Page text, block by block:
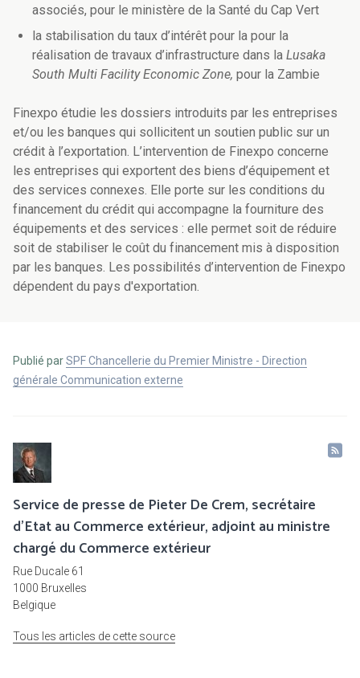
associés, pour le ministère de la Santé du Cap Vert
la stabilisation du taux d’intérêt pour la pour la
réalisation de travaux d’infrastructure dans la Lusaka
South Multi Facility Economic Zone, pour la Zambie
Finexpo étudie les dossiers introduits par les entreprises
et/ou les banques qui sollicitent un soutien public sur un
crédit à l’exportation. L’intervention de Finexpo concerne
les entreprises qui exportent des biens d’équipement et
des services connexes. Elle porte sur les conditions du
financement du crédit qui accompagne la fourniture des
équipements et des services : elle permet soit de réduire
soit de stabiliser le coût du financement mis à disposition
par les banques. Les possibilités d’intervention de Finexpo
dépendent du pays d'exportation.
Publié parSPF Chancellerie du Premier Ministre - Direction
générale Communication externe
Service de presse de Pieter De Crem, secrétaire
d'Etat au Commerce extérieur, adjoint au ministre
chargé du Commerce extérieur
Rue Ducale 61
1000 Bruxelles
Belgique
Tous les articles de cette source